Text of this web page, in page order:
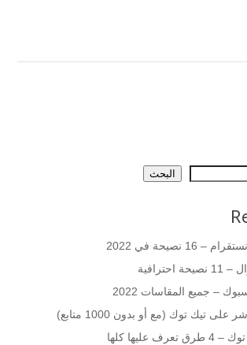
البحث
نصيحة في 2022
– جميع المقاسات 2022
تيك توك (مع أو بدون 1000 متابع)
كلها